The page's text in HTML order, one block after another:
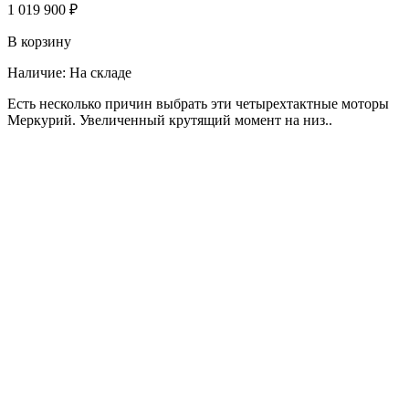
1 019 900 ₽
В корзину
Наличие: На складе
Есть несколько причин выбрать эти четырехтактные моторы
Меркурий. Увеличенный крутящий момент на низ..